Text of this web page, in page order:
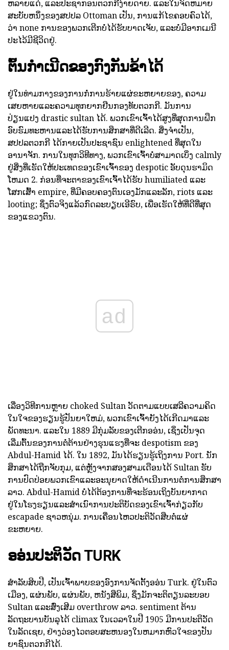
ຫລາຍແດ່, ແລະປະຊາກອນຕວກກີງ່າຍດາຍ. ແລະໃນຈົດຫມາຍ
ສະບັບຫນຶ່ງຂອງສປປລ Ottoman ເປັນ, ການແກ້ໄຂຄອບຄົວໄດ້,
ວ່າ none ການຂອງພວກເຕີກບໍ່ໄດ້ຮັບບາດເຈັບ, ແລະບໍ່ມີອາກເມນີ
ປະໄວ້ມີຊີວິດຢູ່.
ຕົ້ນກໍາເນີດຂອງກົງກັນຂ້າໄດ້
ຢູ່ໃນທ່າມກາງຂອງການກໍ່ການຮ້າຍແຜ່ຂະຫຍາຍຂອງ, ຄວາມ
ເສຍຫາຍແລະຄວາມທຸກຍາກຢືນກອງທັບຕວກກີ. ມັນການ
ປ່ຽນແປງ drastic sultan ໄດ້. ພວກເຂົາເຈົ້າໄດ້ສູງທີ່ສຸດການຝຶກ
ອົບຮົມທະຫານແລະໄດ້ຮັບການສຶກສາທີ່ດີເລີດ. ສິ່ງຈໍາເປັນ,
ສປປລຕວກກີ ໄດ້ກາຍເປັນປະຊາຊົນ enlightened ທີ່ສຸດໃນ
ອານາຈັກ. ການໃນທຸກວິທີທາງ, ພວກເຂົາເຈົ້າບໍ່ສາມາດເບິ່ງ calmly
ຢູ່ສິ່ງທີ່ເຮັດໃຫ້ປະເທດຂອງເຂົາເຈົ້າຂອງ despotic ອັບດຸນຮາມິດ
ໂຫມດ 2. ກ່ອນທີ່ຈະຕາຂອງເຂົາເຈົ້າໄດ້ຮັບ humiliated ແລະ
ໂສກເສົ້າ empire, ທີ່ມີຄອບຄອງຕົນເອງມັກແລະລັກ, riots ແລະ
looting; ຊຶ່ງຕົວຈິງແລ້ວກົດລະບຽບເອີຣົບ, ເພື່ອເຮັດໃຫ້ທີ່ດີທີ່ສຸດ
ຂອງແຂວງຕົນ.
ad
ເລື່ອງວິທີການຫຼາຍ choked Sultan ວັດຕາມແບບເສລີຄວາມຄິດ
ໃນໃຈຂອງຮຽນຮູ້ປັນຍາໃຫມ່, ພວກເຂົາເຈົ້າຍັງໄດ້ເກີດມາແລະ
ພັດທະນາ. ແລະໃນ 1889 ມີກຸ່ມລັບຂອງເຕີກອອ່ນ, ເຊິ່ງເປັນຈຸດ
ເລີ່ມຕົ້ນຂອງການຕໍ່ຕ້ານຢ່າງຮຸນແຮງທີ່ຈະ despotism ຂອງ
Abdul-Hamid ໄດ້. ໃນ 1892, ມັນໄດ້ຮຽນຮູ້ເຖິງການ Port. ນັກ
ສຶກສາໄດ້ຖືກຈັບກຸມ, ແຕ່ຫຼັງຈາກສອງສາມເດືອນໄດ້ Sultan ຮັບ
ການປົດປ່ອຍພວກເຂົາແລະອະນຸຍາດໃຫ້ດໍາເນີນການຕໍ່ການສຶກສາ
ລາວ. Abdul-Hamid ບໍ່ໄດ້ຕ້ອງການທີ່ຈະຮ້ອນເຖິງບັນຍາກາດ
ຢູ່ໃນໂຮງຮຽນແລະສໍາເນົາການປະຕິບັດຂອງເຂົາເຈົ້າກ່ຽວກັບ
escapade ຊາວຫນຸ່ມ. ການເຄື່ອນໄຫວປະຕິວັດສືບຕໍ່ແຜ່
ຂະຫຍາຍ.
ອອ່ນປະຕິວັດ TURK
ສໍາລັບສິບປີ, ເປັນເຈົ້າພາບຂອງອົງການຈັດຕັ້ງອອ່ນ Turk. ຢູ່ໃນຕົວ
ເມືອງ, ແຜ່ນພັບ, ແຜ່ນພັບ, ຫນັງສືພິມ, ຊຶ່ງມັກຈະຕິຕຽນລະບອບ
Sultan ແລະສົ່ງເສີມ overthrow ລາວ. sentiment ຕ້ານ
ລັດຖະບານບັນລຸໄດ້ climax ໃນເວລາໃນປີ 1905 ມີການປະຕິວັດ
ໃນລັດເຊຍ, ຢ່າງວ່ອງໄວຕອບສະຫນອງໃນຫມາກຫົວໃຈຂອງປັນ
ຍາຊົນຕວກກີໄດ້.